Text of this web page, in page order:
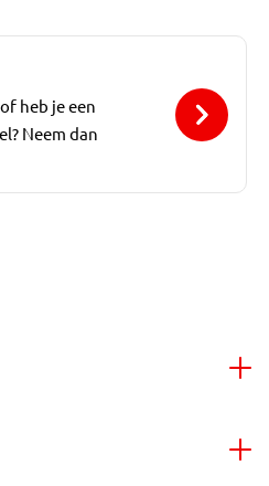
heb je een
Neem dan